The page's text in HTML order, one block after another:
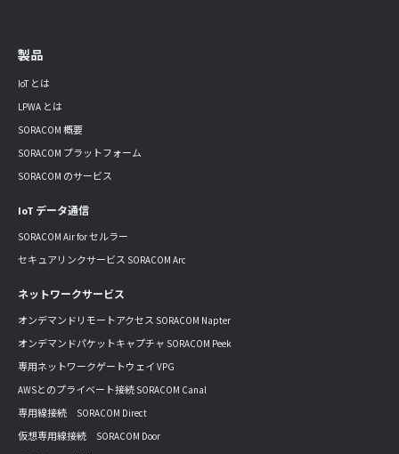
製品
IoT とは
LPWA とは
SORACOM 概要
SORACOM プラットフォーム
SORACOM のサービス
IoT データ通信
SORACOM Air for セルラー
セキュアリンクサービス SORACOM Arc
ネットワークサービス
オンデマンドリモートアクセス SORACOM Napter
オンデマンドパケットキャプチャ SORACOM Peek
専用ネットワークゲートウェイ VPG
AWSとのプライベート接続 SORACOM Canal
専用線接続 SORACOM Direct
仮想専用線接続 SORACOM Door